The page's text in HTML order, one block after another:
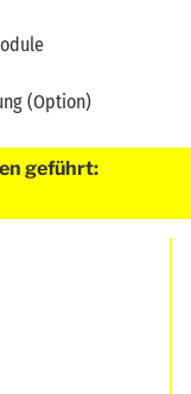
(Option)
geführt: